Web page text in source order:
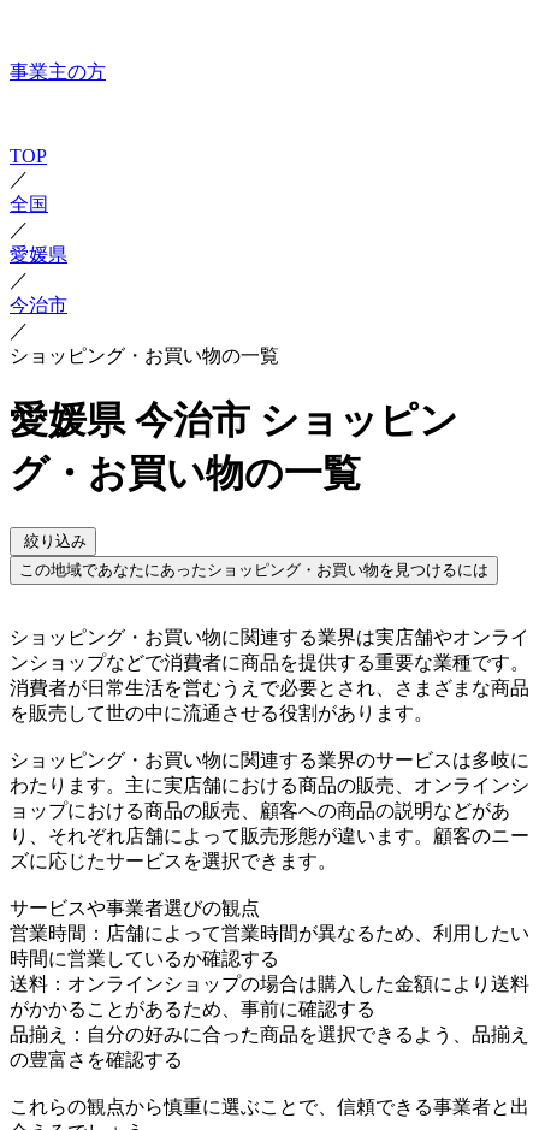
事業主の方
TOP
／
全国
／
愛媛県
／
今治市
／
ショッピング・お買い物の一覧
愛媛県 今治市 ショッピン
グ・お買い物の一覧
絞り込み
この地域であなたにあったショッピング・お買い物を見つけるには
ショッピング・お買い物に関連する業界は実店舗やオンライ
ンショップなどで消費者に商品を提供する重要な業種です。
消費者が日常生活を営むうえで必要とされ、さまざまな商品
を販売して世の中に流通させる役割があります。
ショッピング・お買い物に関連する業界のサービスは多岐に
わたります。主に実店舗における商品の販売、オンラインシ
ョップにおける商品の販売、顧客への商品の説明などがあ
り、それぞれ店舗によって販売形態が違います。顧客のニー
ズに応じたサービスを選択できます。
サービスや事業者選びの観点
営業時間：店舗によって営業時間が異なるため、利用したい
時間に営業しているか確認する
送料：オンラインショップの場合は購入した金額により送料
がかかることがあるため、事前に確認する
品揃え：自分の好みに合った商品を選択できるよう、品揃え
の豊富さを確認する
これらの観点から慎重に選ぶことで、信頼できる事業者と出